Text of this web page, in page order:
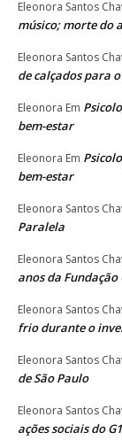
Eleonora Santos
músico; morte do
Eleonora Santos
de calçados para
Eleonora Em
bem-estar
Eleonora Em
bem-estar
Eleonora Santos
Paralela
Eleonora Santos
anos da Fundação
Eleonora Santos
frio durante o
Eleonora Santos
de São Paulo
Eleonora Santos
ações sociais do